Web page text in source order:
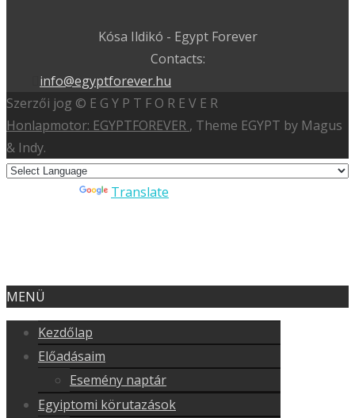
Kósa Ildikó - Egypt Forever
Contacts:
info@egyptforever.hu
Szerzői jog © E G Y P T F O R E V E R
Honlapmotor: EGYPTFOREVER , Theme EGYPT by Magus
& Indy.
Translate
MENÜ
Kezdőlap
Előadásaim
Esemény naptár
Egyiptomi körutazások